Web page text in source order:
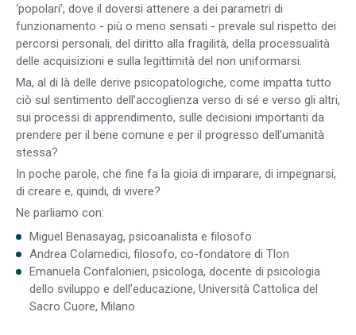
‘popolari’, dove il doversi attenere a dei parametri di
funzionamento - più o meno sensati - prevale sul rispetto dei
percorsi personali, del diritto alla fragilità, della processualità
delle acquisizioni e sulla legittimità del non uniformarsi.
Ma, al di là delle derive psicopatologiche, come impatta tutto
ciò sul sentimento dell’accoglienza verso di sé e verso gli altri,
sui processi di apprendimento, sulle decisioni importanti da
prendere per il bene comune e per il progresso dell’umanità
stessa?
In poche parole, che fine fa la gioia di imparare, di impegnarsi,
di creare e, quindi, di vivere?
Ne parliamo con:
Miguel Benasayag, psicoanalista e filosofo
Andrea Colamedici, filosofo, co-fondatore di Tlon
Emanuela Confalonieri, psicologa, docente di psicologia
dello sviluppo e dell’educazione, Università Cattolica del
Sacro Cuore, Milano